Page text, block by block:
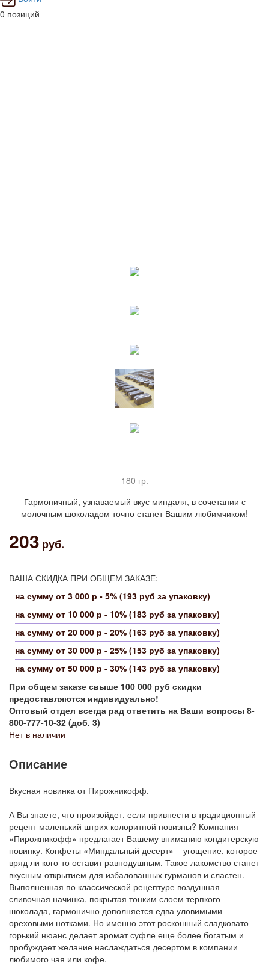
0 позиций
180 гр.
Гармоничный, узнаваемый вкус миндаля, в сочетании с
молочным шоколадом точно станет Вашим любимчиком!
203 руб.
ВАША СКИДКА ПРИ ОБЩЕМ ЗАКАЗЕ:
на сумму от 3 000 р - 5% (193 руб за упаковку)
на сумму от 10 000 р - 10% (183 руб за упаковку)
на сумму от 20 000 р - 20% (163 руб за упаковку)
на сумму от 30 000 р - 25% (153 руб за упаковку)
на сумму от 50 000 р - 30% (143 руб за упаковку)
При общем заказе свыше 100 000 руб скидки
предоставляются индивидуально!
Оптовый отдел всегда рад ответить на Ваши вопросы 8-
800-777-10-32 (доб. 3)
Нет в наличии
Описание
Вкусная новинка от Пирожникофф.
А Вы знаете, что произойдет, если привнести в традиционный
рецепт маленький штрих колоритной новизны? Компания
«Пирожникофф» предлагает Вашему вниманию кондитерскую
новинку. Конфеты «Миндальный десерт» – угощение, которое
вряд ли кого-то оставит равнодушным. Такое лакомство станет
вкусным открытием для избалованных гурманов и сластен.
Выполненная по классической рецептуре воздушная
сливочная начинка, покрытая тонким слоем терпкого
шоколада, гармонично дополняется едва уловимыми
ореховыми нотками. Но именно этот роскошный сладковато-
горький нюанс делает аромат суфле еще более богатым и
пробуждает желание наслаждаться десертом в компании
любимого чая или кофе.